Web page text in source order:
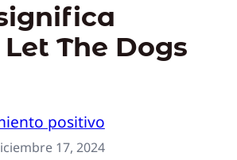
The Dogs
positivo
17, 2024